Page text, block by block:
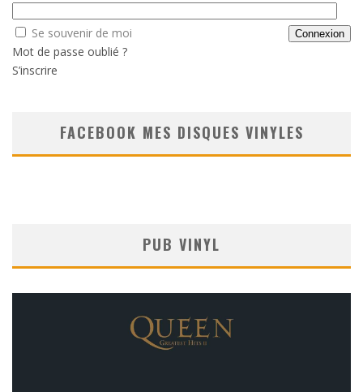
Se souvenir de moi
Mot de passe oublié ?
S’inscrire
FACEBOOK MES DISQUES VINYLES
PUB VINYL